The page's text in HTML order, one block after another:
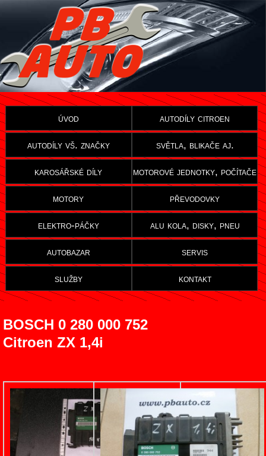
úvod autodíly citroen
autodíly vš. značky světla, blikače aj.
karosářské díly motorové jednotky, počítače
motory převodovky
elektro-páčky alu kola, disky, pneu
autobazar servis
služby kontakt
BOSCH 0 280 000 752
Citroen ZX 1,4i